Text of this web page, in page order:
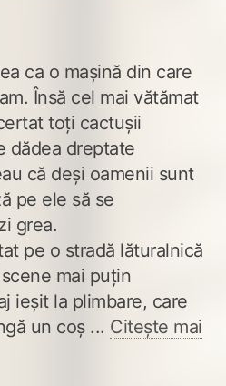
ca o mașină din care
Însă cel mai vătămat
toți cactușii
dădea dreptate
că deși oamenii sunt
pe ele să se
grea.
pe o stradă lăturalnică
mai puțin
ieșit la plimbare, care
un coș ... Citește mai